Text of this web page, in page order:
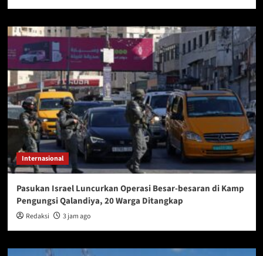
Internasional
Pasukan Israel Luncurkan Operasi Besar-besaran di Kamp
Pengungsi Qalandiya, 20 Warga Ditangkap
Redaksi 3 jam ago